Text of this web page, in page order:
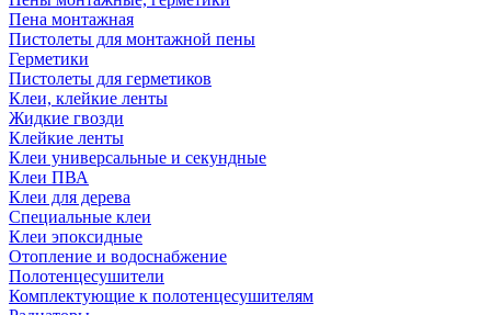
Пена монтажная
Пистолеты для монтажной пены
Герметики
Пистолеты для герметиков
Клеи, клейкие ленты
Жидкие гвозди
Клейкие ленты
Клеи универсальные и секундные
Клеи ПВА
Клеи для дерева
Специальные клеи
Клеи эпоксидные
Отопление и водоснабжение
Полотенцесушители
Комплектующие к полотенцесушителям